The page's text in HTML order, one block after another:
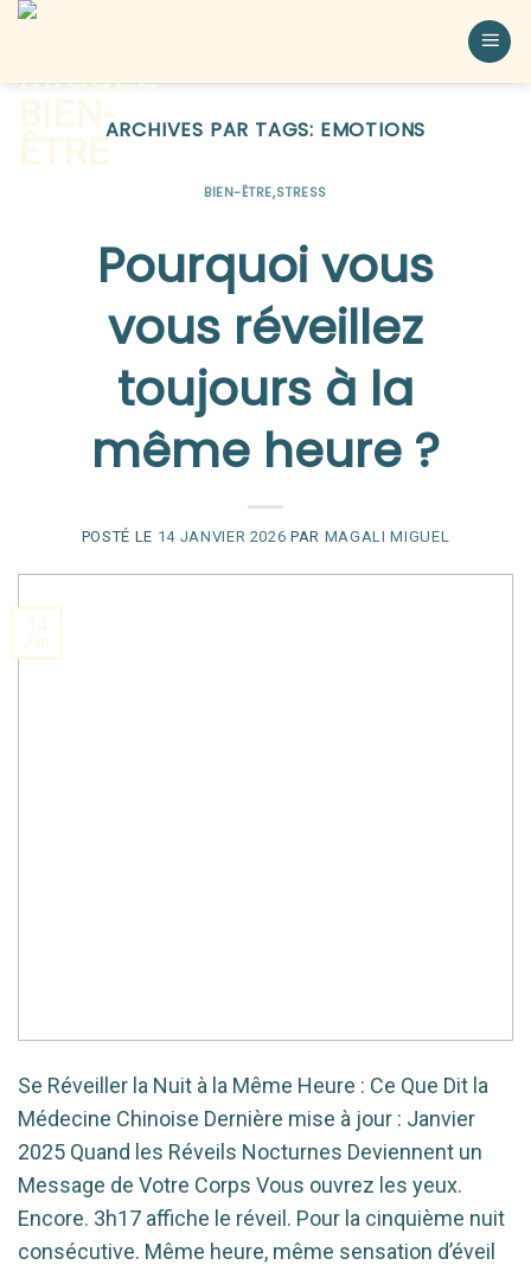
ARCHIVES PAR TAGS: EMOTIONS
BIEN-ÊTRE,STRESS
Pourquoi vous
vous réveillez
toujours à la
même heure ?
POSTÉ LE 14 JANVIER 2026 PAR MAGALI MIGUEL
Se Réveiller la Nuit à la Même Heure : Ce Que Dit la
Médecine Chinoise Dernière mise à jour : Janvier
2025 Quand les Réveils Nocturnes Deviennent un
Message de Votre Corps Vous ouvrez les yeux.
Encore. 3h17 affiche le réveil. Pour la cinquième nuit
consécutive. Même heure, même sensation d’éveil